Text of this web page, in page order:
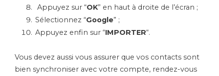
Appuyez sur “OK” en haut à droite de l’écran ;
Sélectionnez “Google” ;
Appuyez enfin sur “IMPORTER“.
Vous devez aussi vous assurer que vos contacts sont
bien synchroniser avec votre compte, rendez-vous